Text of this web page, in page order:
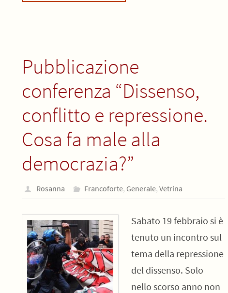
Pubblicazione
conferenza “Dissenso,
conflitto e repressione.
Cosa fa male alla
democrazia?”
Rosanna Francoforte, Generale,Vetrina
Sabato 19 febbraio si è
tenuto un incontro sul
tema della repressione
del dissenso. Solo
nello scorso anno non